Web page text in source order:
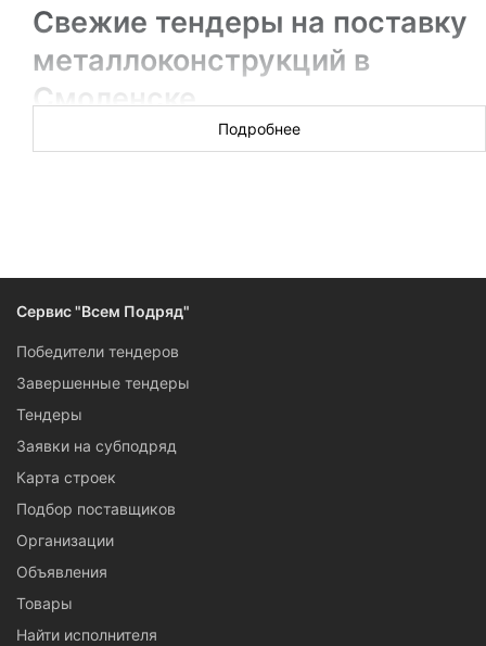
Свежие тендеры на поставку
металлоконструкций в
Смоленске
Новых торгов за сегодня: 13
открытом тендере. Ваш регион — Смоленск? Тогда
подписывайтесь на обновления раздела.
Подробнее
Сервис "Всем Подряд"
Победители тендеров
Завершенные тендеры
Тендеры
Заявки на субподряд
Карта строек
Подбор поставщиков
Организации
Объявления
Товары
Найти исполнителя